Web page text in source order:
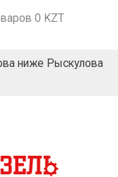
0 KZT
ниже Рыскулова